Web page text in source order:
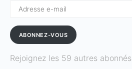
Adresse
mail
ABONNEZ-VOUS
Rejoignez les 59 autres abonnés